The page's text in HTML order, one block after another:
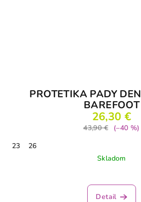
PROTETIKA PADY
BAREFOOT
26,30 €
43,90 €
(–40 %)
23
26
Skladom
Detail